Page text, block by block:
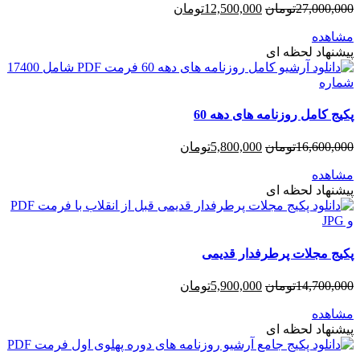
27,000,000تومان 12,500,000تومان
مشاهده
پیشنهاد لحظه ای
پکیج کامل روزنامه های دهه 60
16,600,000تومان 5,800,000تومان
مشاهده
پیشنهاد لحظه ای
پکیج مجلات پرطرفدار قدیمی
14,700,000تومان 5,900,000تومان
مشاهده
پیشنهاد لحظه ای